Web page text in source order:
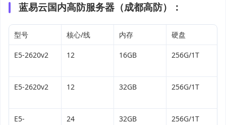
蓝易云国内高防服务器（成都高防）：
型号 核心/线 内存 硬盘
E5-2620v2 12 16GB 256G/1T
E5-2620v2 12 32GB 256G/1T
E5-
24 32GB 256G/1T